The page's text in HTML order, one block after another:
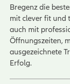
Bregenz die
mit clever fit und
auch mit
Öffnungszeiten,
ausgezeichnete
Erfolg.